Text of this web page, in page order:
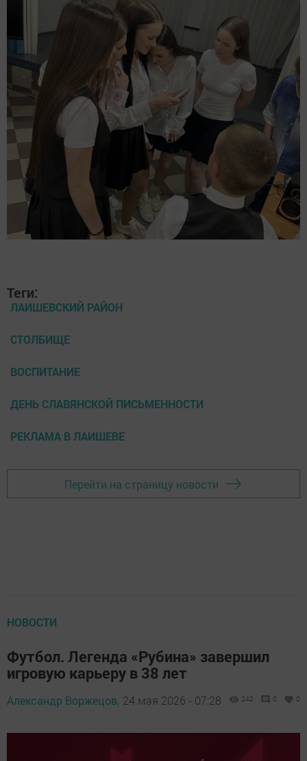
Теги:
ЛАИШЕВСКИЙ РАЙОН
СТОЛБИЩЕ
ВОСПИТАНИЕ
ДЕНЬ СЛАВЯНСКОЙ ПИСЬМЕННОСТИ
РЕКЛАМА В ЛАИШЕВЕ
Перейти на страницу новости
НОВОСТИ
Футбол. Легенда «Рубина» завершил
игровую карьеру в 38 лет
Александр Воржецов, 24 мая 2026 - 07:28 242 0 0